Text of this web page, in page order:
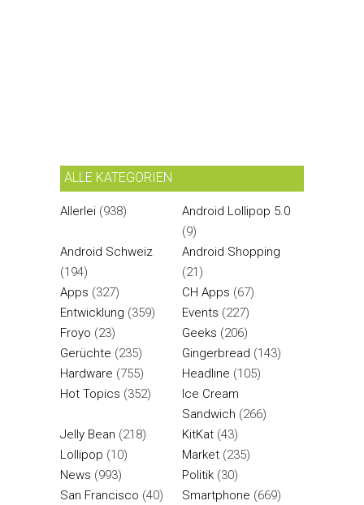
ALLE KATEGORIEN
Allerlei (938)
Android Lollipop 5.0
(9)
Android Schweiz
(194)
Android Shopping
(21)
Apps (327) CH Apps (67)
Entwicklung (359) Events (227)
Froyo (23) Geeks (206)
Gerüchte (235) Gingerbread (143)
Hardware (755) Headline (105)
Hot Topics (352)
Ice Cream
Sandwich (266)
Jelly Bean (218) KitKat (43)
Lollipop (10) Market (235)
News (993) Politik (30)
San Francisco (40) Smartphone (669)